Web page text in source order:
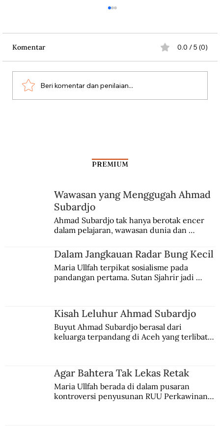
Komentar 0.0 / 5 (0)
Beri komentar dan penilaian...
PREMIUM
Wawasan yang Menggugah Ahmad
Subardjo
Ahmad Subardjo tak hanya berotak encer
dalam pelajaran, wawasan dunia dan
Jules Verne, Multatuli, hingga Sun Yat-sen.
Dalam Jangkauan Radar Bung Kecil
Maria Ullfah terpikat sosialisme pada
pandangan pertama. Sutan Sjahrir jadi
Kisah Leluhur Ahmad Subardjo
Buyut Ahmad Subardjo berasal dari
keluarga terpandang di Aceh yang terlibat
Agar Bahtera Tak Lekas Retak
Maria Ullfah berada di dalam pusaran
kontroversi penyusunan RUU Perkawinan.